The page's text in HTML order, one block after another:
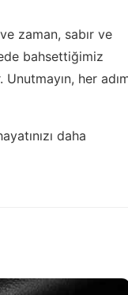
zaman, sabır ve
bahsettiğimiz
her
daha